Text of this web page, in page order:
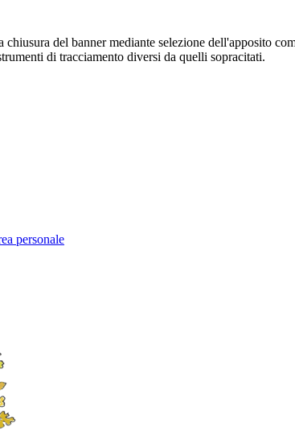
del banner mediante selezione dell'apposito
di tracciamento diversi da quelli sopracitati.
personale